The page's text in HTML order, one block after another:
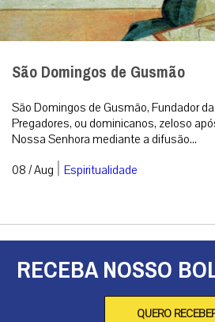
São Domingos de Gusmão
São Domingos de Gusmão, Fundador
Pregadores, ou dominicanos, zeloso
Nossa Senhora mediante a difusão...
08 / Aug | Espiritualidade
RECEBA NOSSO
QUERO